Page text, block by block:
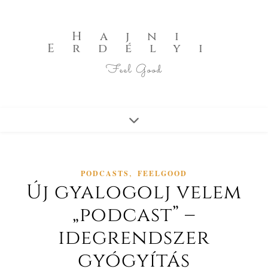
Hajni
Erdélyi
Feel Good
PODCASTS , FEELGOOD
Új gyalogolj velem
„podcast” –
idegrendszer
gyógyítás